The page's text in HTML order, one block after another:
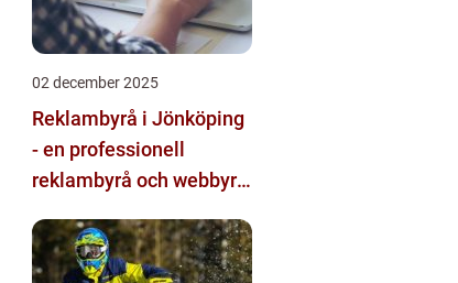
02 december 2025
Reklambyrå i Jönköping
- en professionell
reklambyrå och webbyrå
kommunikation